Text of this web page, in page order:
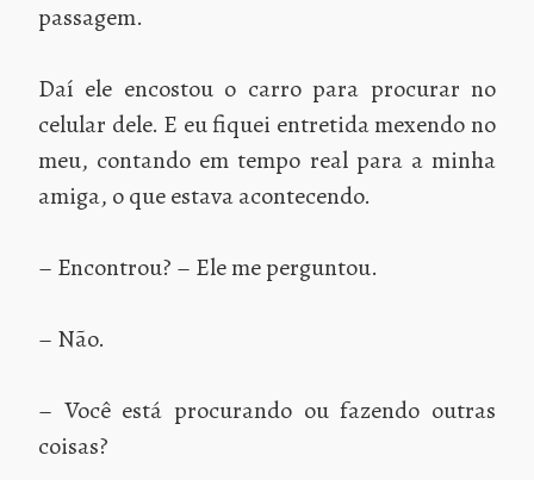
passagem.
Daí ele encostou o carro para procurar no
celular dele. E eu fiquei entretida mexendo no
meu, contando em tempo real para a minha
amiga, o que estava acontecendo.
– Encontrou? – Ele me perguntou.
– Não.
– Você está procurando ou fazendo outras
coisas?